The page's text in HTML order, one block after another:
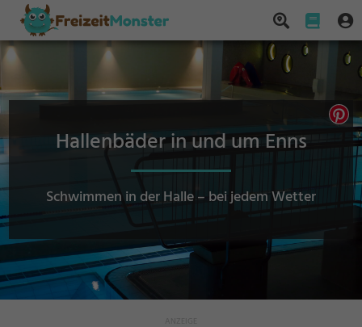
Hallenbäder in und um Enns
Schwimmen in der Halle – bei jedem Wetter